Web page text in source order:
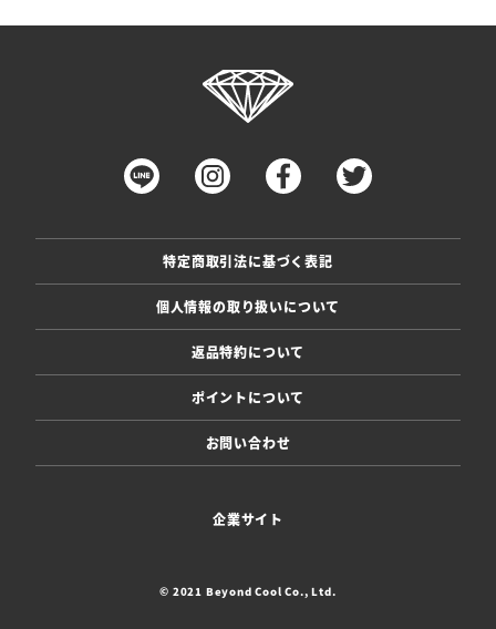
特定商取引法に基づく表記
個人情報の取り扱いについて
返品特約について
ポイントについて
お問い合わせ
企業サイト
© 2021 Beyond Cool Co., Ltd.